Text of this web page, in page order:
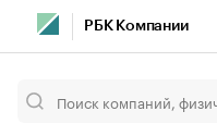
РБК Компании